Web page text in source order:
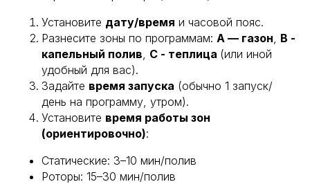
Установите дату/время и часовой пояс.
Разнесите зоны по программам: A — газон, B -
капельный полив, C - теплица (или иной
удобный для вас).
Задайте время запуска (обычно 1 запуск/
день на программу, утром).
Установите время работы зон
(ориентировочно):
Статические: 3–10 мин/полив
Роторы: 15–30 мин/полив